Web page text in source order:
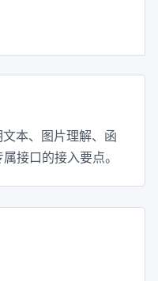
本、图片理解、函
接口的接入要点。